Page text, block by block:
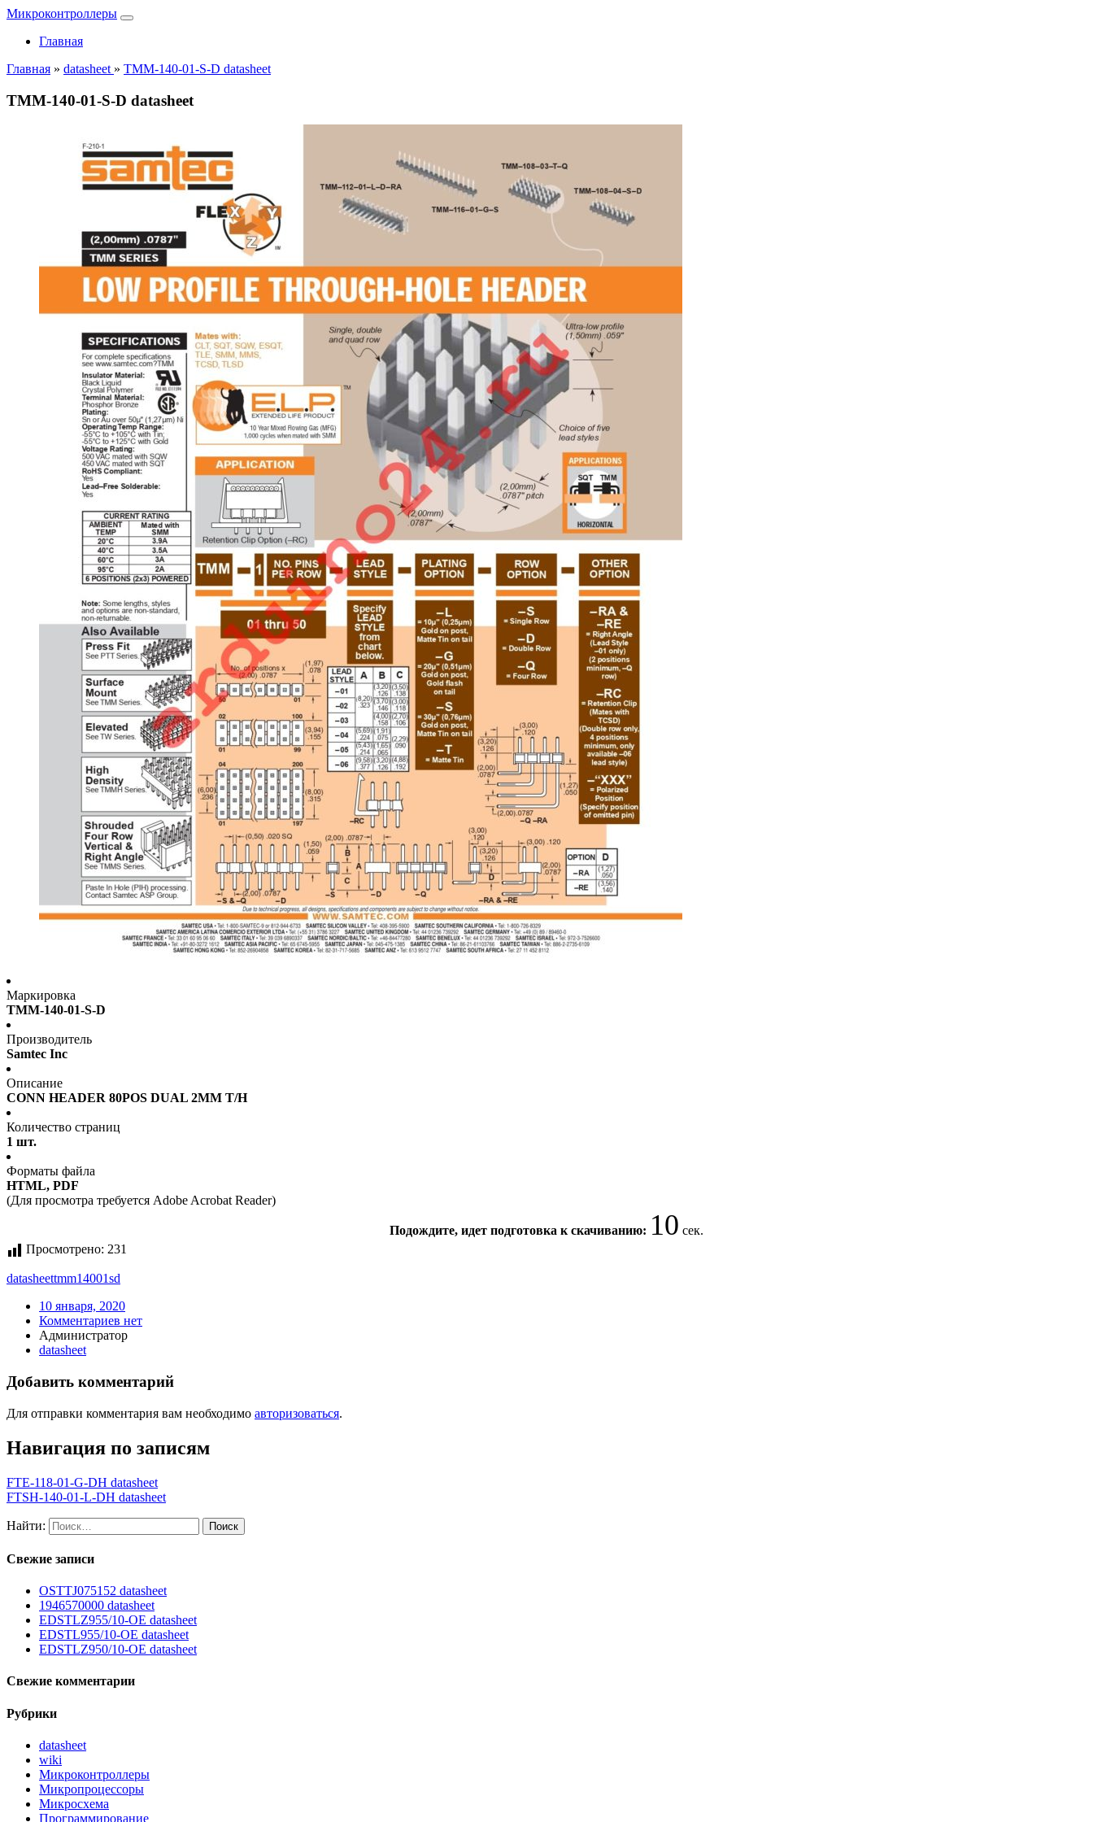
Микроконтроллеры
Главная
Главная » datasheet » TMM-140-01-S-D datasheet
TMM-140-01-S-D datasheet
Маркировка
TMM-140-01-S-D
Производитель
Samtec Inc
Описание
CONN HEADER 80POS DUAL 2MM T/H
Количество страниц
1 шт.
Форматы файла
HTML, PDF
(Для просмотра требуется Adobe Acrobat Reader)
Подождите, идет подготовка к скачиванию:9сек.
Просмотрено: 231
datasheettmm14001sd
10 января, 2020
Комментариев нет
Администратор
datasheet
Добавить комментарий
Для отправки комментария вам необходимо авторизоваться.
Навигация по записям
FTE-118-01-G-DH datasheet
FTSH-140-01-L-DH datasheet
Найти:
Свежие записи
OSTTJ075152 datasheet
1946570000 datasheet
EDSTLZ955/10-OE datasheet
EDSTL955/10-OE datasheet
EDSTLZ950/10-OE datasheet
Свежие комментарии
Рубрики
datasheet
wiki
Микроконтроллеры
Микропроцессоры
Микросхема
Программирование